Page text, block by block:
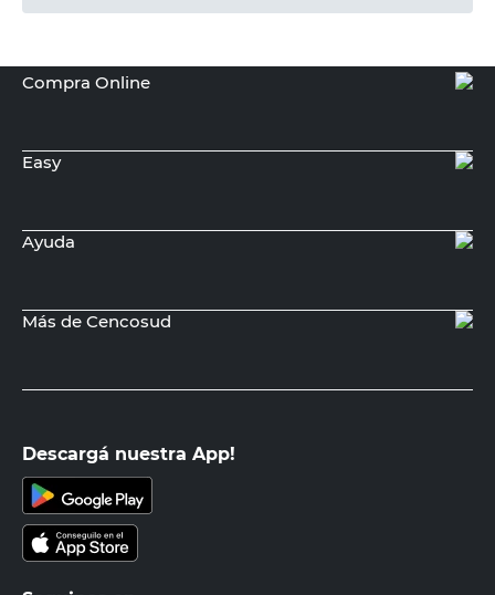
Compra Online
Easy
Ayuda
Más de Cencosud
Descargá nuestra App!